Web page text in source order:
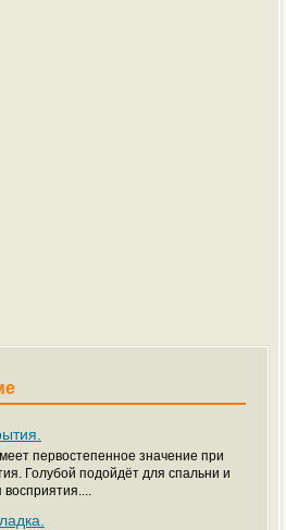
первостепенное значение при
Голубой подойдёт для спальни и
восприятия....